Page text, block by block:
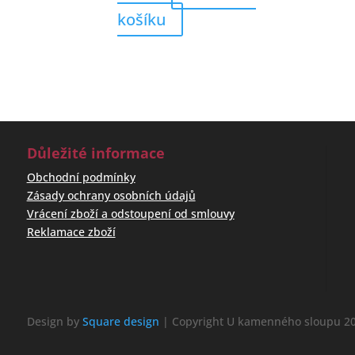
košíku
Důležité informace
Obchodní podmínky
Zásady ochrany osobních údajů
Vrácení zboží a odstoupení od smlouvy
Reklamace zboží
Design by Square design | Copyright U kamenného sloupu